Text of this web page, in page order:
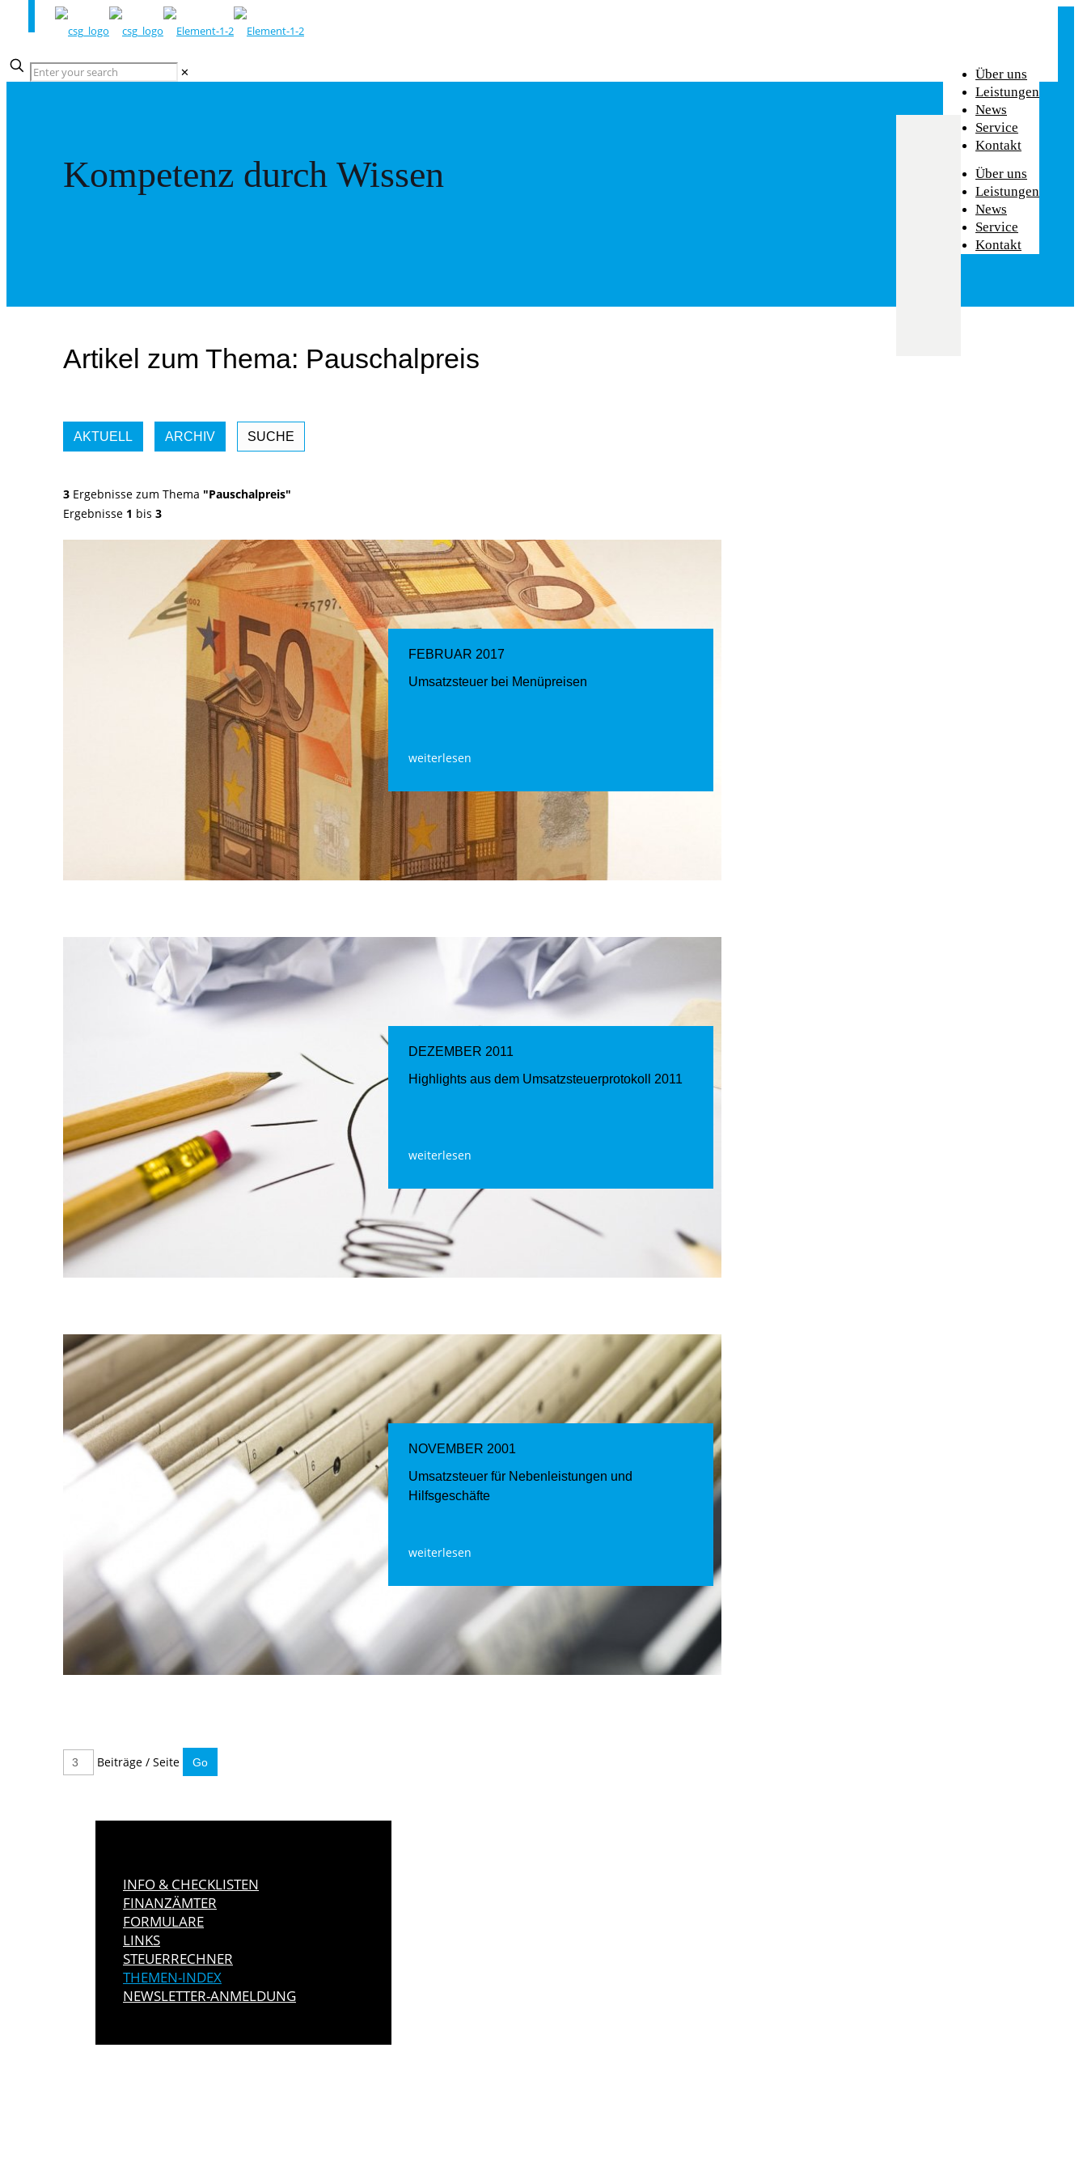
Über uns
Leistungen
News
Service
Kontakt
Über uns
Leistungen
News
Service
Kontakt
✕
Kompetenz durch Wissen
Artikel zum Thema: Pauschalpreis
AKTUELL ARCHIV SUCHE
3 Ergebnisse zum Thema "Pauschalpreis"
Ergebnisse 1 bis 3
FEBRUAR 2017
Umsatzsteuer bei Menüpreisen
weiterlesen
DEZEMBER 2011
Highlights aus dem Umsatzsteuerprotokoll 2011
weiterlesen
NOVEMBER 2001
Umsatzsteuer für Nebenleistungen und
Hilfsgeschäfte
weiterlesen
Beiträge / Seite
INFO & CHECKLISTEN
FINANZÄMTER
FORMULARE
LINKS
STEUERRECHNER
THEMEN-INDEX
NEWSLETTER-ANMELDUNG